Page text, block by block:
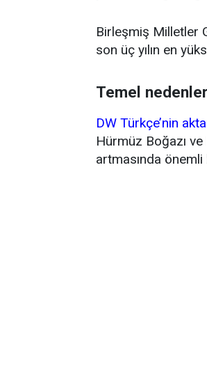
Birleşmiş Milletler
son üç yılın en
Temel
DW Türkçe’nin
Hürmüz Boğazı
artmasında